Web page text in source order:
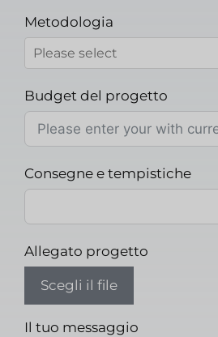
Metodologia
Budget del progetto
Consegne e tempistiche
Allegato progetto
Scegli il file
Il tuo messaggio